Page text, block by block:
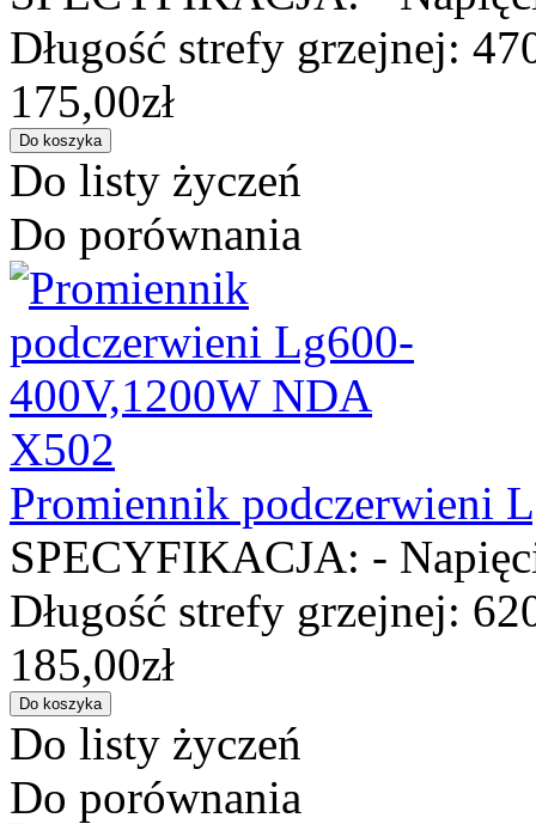
Długość strefy grzejnej:
175,00zł
Do listy życzeń
Do porównania
Promiennik podczerwieni
SPECYFIKACJA: -
Długość strefy grzejnej:
185,00zł
Do listy życzeń
Do porównania